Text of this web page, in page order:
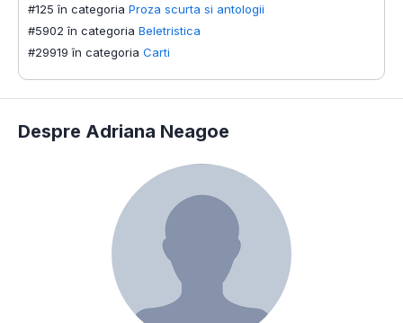
#125 în categoria Proza scurta si antologii
#5902 în categoria Beletristica
#29919 în categoria Carti
Despre Adriana Neagoe